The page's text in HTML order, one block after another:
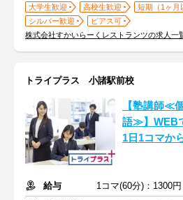
大学生歓迎 高校生歓迎
短期（1ヶ月
シルバー歓迎
ピアス可
株式会社すかいらーくレストランツの求人一
トライプラス 小諸駅前校
【塾講師≪
語≫】WEB
1日1コマか
給与
1コマ(60分)：1300